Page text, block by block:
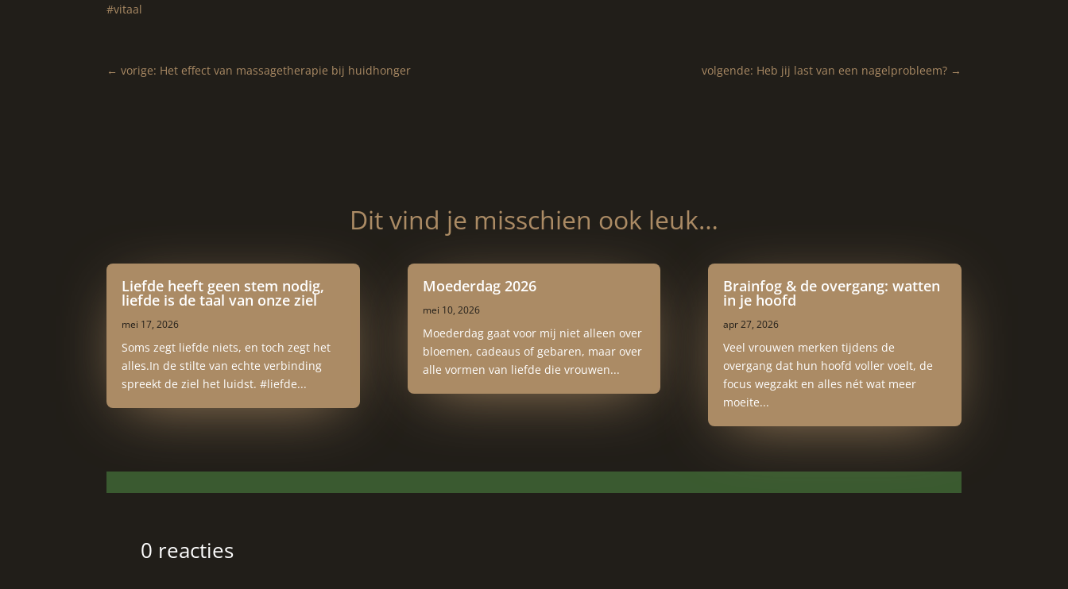
#vitaal
←vorige: Het effect van massagetherapie bij huidhonger volgende: Heb jij last van een nagelprobleem?→
Dit vind je misschien ook leuk…
Liefde heeft geen stem nodig,
liefde is de taal van onze ziel
mei 17, 2026
Soms zegt liefde niets, en toch zegt het
alles.In de stilte van echte verbinding
spreekt de ziel het luidst. #liefde...
Moederdag 2026
mei 10, 2026
Moederdag gaat voor mij niet alleen over
bloemen, cadeaus of gebaren, maar over
alle vormen van liefde die vrouwen...
Brainfog & de overgang: watten
in je hoofd
apr 27, 2026
Veel vrouwen merken tijdens de
overgang dat hun hoofd voller voelt, de
focus wegzakt en alles nét wat meer
moeite...
0 reacties